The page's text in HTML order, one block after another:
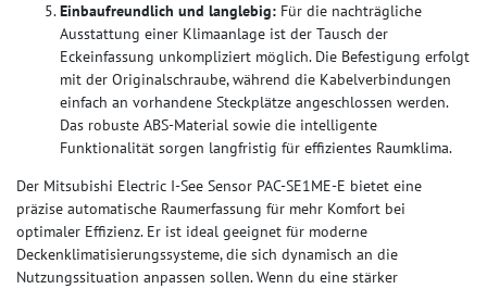
Einbaufreundlich und langlebig: Für die nachträgliche
Ausstattung einer Klimaanlage ist der Tausch der
Eckeinfassung unkompliziert möglich. Die Befestigung erfolgt
mit der Originalschraube, während die Kabelverbindungen
einfach an vorhandene Steckplätze angeschlossen werden.
Das robuste ABS-Material sowie die intelligente
Funktionalität sorgen langfristig für effizientes Raumklima.
Der Mitsubishi Electric I-See Sensor PAC-SE1ME-E bietet eine
präzise automatische Raumerfassung für mehr Komfort bei
optimaler Effizienz. Er ist ideal geeignet für moderne
Deckenklimatisierungssysteme, die sich dynamisch an die
Nutzungssituation anpassen sollen. Wenn du eine stärker